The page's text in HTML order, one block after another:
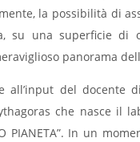
la possibilità di
su una superficie di
panorama
all’input del docente
che nasce il
PIANETA”. In un